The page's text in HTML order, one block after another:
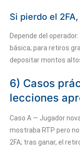
Si pierdo el
Depende del
básica; para retiros
depositar montos
6) Casos
lecciones
Caso A — Jugador
mostraba RTP pero
2FA; tras ganar, el